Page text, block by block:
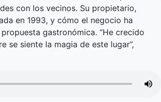
con los vecinos. Su propietario,
en 1993, y cómo el negocio ha
gastronómica. “He crecido
se siente la magia de este lugar”,